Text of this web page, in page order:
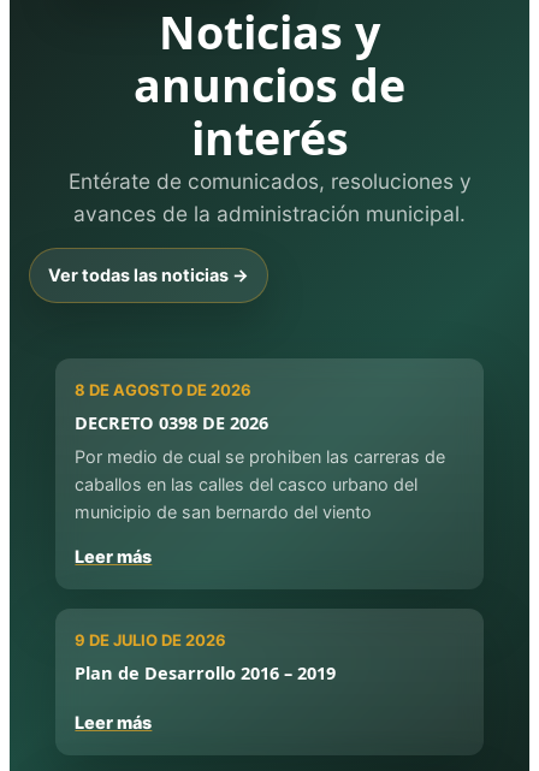
Noticias y
anuncios de
interés
Entérate de comunicados, resoluciones y
avances de la administración municipal.
Ver todas las noticias →
8 DE AGOSTO DE 2026
DECRETO 0398 DE 2026
Por medio de cual se prohiben las carreras de
caballos en las calles del casco urbano del
municipio de san bernardo del viento
Leer más
9 DE JULIO DE 2026
Plan de Desarrollo 2016 – 2019
Leer más